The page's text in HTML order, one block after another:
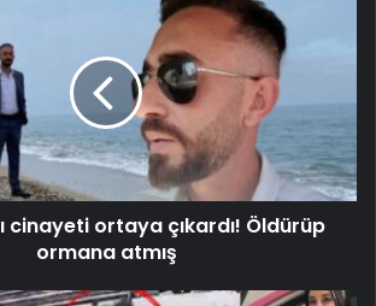
cinayeti ortaya çıkardı! Öldürüp
ormana atmış